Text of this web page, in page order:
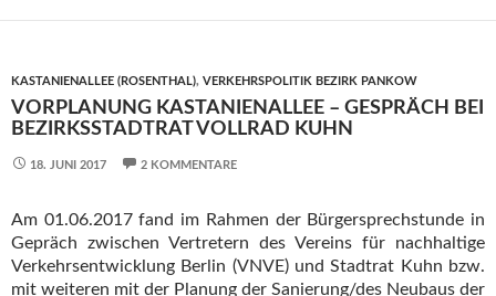
KASTANIENALLEE (ROSENTHAL), VERKEHRSPOLITIK BEZIRK PANKOW
VORPLANUNG KASTANIENALLEE – GESPRÄCH BEI
BEZIRKSSTADTRAT VOLLRAD KUHN
18. JUNI 2017 2 KOMMENTARE
Am 01.06.2017 fand im Rahmen der Bürgersprechstunde in
Gepräch zwischen Vertretern des Vereins für nachhaltige
Verkehrsentwicklung Berlin (VNVE) und Stadtrat Kuhn bzw.
mit weiteren mit der Planung der Sanierung/des Neubaus der